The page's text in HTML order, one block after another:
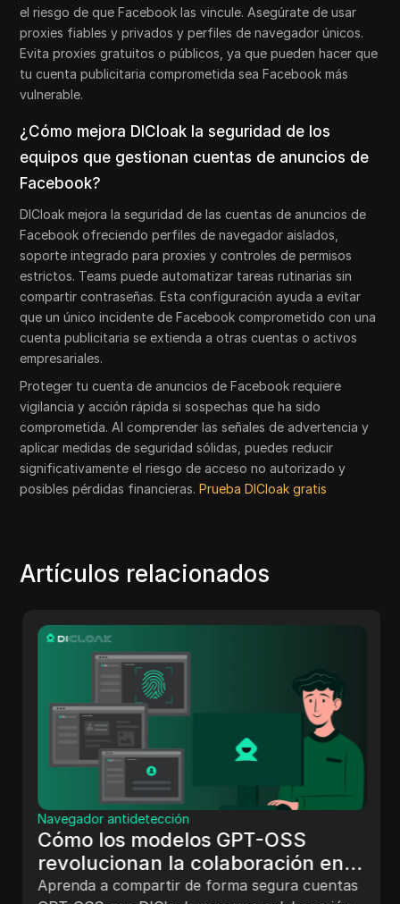
el riesgo de que Facebook las vincule. Asegúrate de usar
proxies fiables y privados y perfiles de navegador únicos.
Evita proxies gratuitos o públicos, ya que pueden hacer que
tu cuenta publicitaria comprometida sea Facebook más
vulnerable.
¿Cómo mejora DICloak la seguridad de los
equipos que gestionan cuentas de anuncios de
Facebook?
DICloak mejora la seguridad de las cuentas de anuncios de
Facebook ofreciendo perfiles de navegador aislados,
soporte integrado para proxies y controles de permisos
estrictos. Teams puede automatizar tareas rutinarias sin
compartir contraseñas. Esta configuración ayuda a evitar
que un único incidente de Facebook comprometido con una
cuenta publicitaria se extienda a otras cuentas o activos
empresariales.
Proteger tu cuenta de anuncios de Facebook requiere
vigilancia y acción rápida si sospechas que ha sido
comprometida. Al comprender las señales de advertencia y
aplicar medidas de seguridad sólidas, puedes reducir
significativamente el riesgo de acceso no autorizado y
posibles pérdidas financieras.Prueba DICloak gratis
Artículos relacionados
Navegador antidetección
Cómo los modelos GPT-OSS
revolucionan la colaboración en
equipo y el uso compartido
Aprenda a compartir de forma segura cuentas